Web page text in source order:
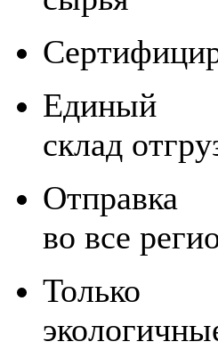
Единый
склад
Отправка
во все
Только